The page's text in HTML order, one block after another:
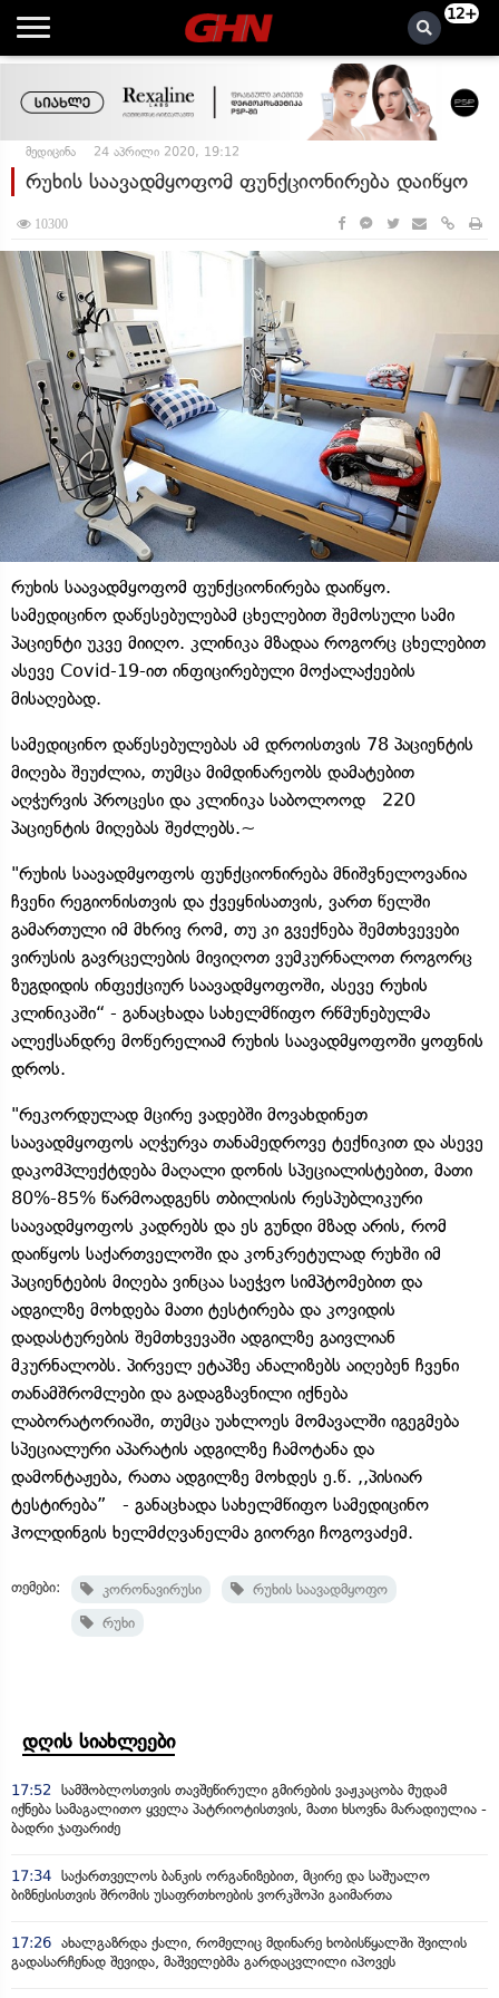
12+
მედიცინა 24 აპრილი 2020, 19:12
რუხის საავადმყოფომ ფუნქციონირება დაიწყო
10300
რუხის საავადმყოფომ ფუნქციონირება დაიწყო.
სამედიცინო დაწესებულებამ ცხელებით შემოსული სამი
პაციენტი უკვე მიიღო. კლინიკა მზადაა როგორც ცხელებით
ასევე Covid-19-ით ინფიცირებული მოქალაქეების
მისაღებად.
სამედიცინო დაწესებულებას ამ დროისთვის 78 პაციენტის
მიღება შეუძლია, თუმცა მიმდინარეობს დამატებით
აღჭურვის პროცესი და კლინიკა საბოლოოდ 220
პაციენტის მიღებას შეძლებს.~
"რუხის საავადმყოფოს ფუნქციონირება მნიშვნელოვანია
ჩვენი რეგიონისთვის და ქვეყნისათვის, ვართ წელში
გამართული იმ მხრივ რომ, თუ კი გვექნება შემთხვევები
ვირუსის გავრცელების მივიღოთ ვუმკურნალოთ როგორც
ზუგდიდის ინფექციურ საავადმყოფოში, ასევე რუხის
კლინიკაში“ - განაცხადა სახელმწიფო რწმუნებულმა
ალექსანდრე მოწერელიამ რუხის საავადმყოფოში ყოფნის
დროს.
"რეკორდულად მცირე ვადებში მოვახდინეთ
საავადმყოფოს აღჭურვა თანამედროვე ტექნიკით და ასევე
დაკომპლექტდება მაღალი დონის სპეციალისტებით, მათი
80%-85% წარმოადგენს თბილისის რესპუბლიკური
საავადმყოფოს კადრებს და ეს გუნდი მზად არის, რომ
დაიწყოს საქართველოში და კონკრეტულად რუხში იმ
პაციენტების მიღება ვინცაა საეჭვო სიმპტომებით და
ადგილზე მოხდება მათი ტესტირება და კოვიდის
დადასტურების შემთხვევაში ადგილზე გაივლიან
მკურნალობს. პირველ ეტაპზე ანალიზებს აიღებენ ჩვენი
თანამშრომლები და გადაგზავნილი იქნება
ლაბორატორიაში, თუმცა უახლოეს მომავალში იგეგმება
სპეციალური აპარატის ადგილზე ჩამოტანა და
დამონტაჟება, რათა ადგილზე მოხდეს ე.წ. ,,პისიარ
ტესტირება” - განაცხადა სახელმწიფო სამედიცინო
ჰოლდინგის ხელმძღვანელმა გიორგი ჩოგოვაძემ.
თემები: კორონავირუსი
რუხის საავადმყოფო
რუხი
დღის სიახლეები
17:52 სამშობლოსთვის თავშეწირული გმირების ვაჟკაცობა მუდამ
იქნება სამაგალითო ყველა პატრიოტისთვის, მათი ხსოვნა მარადიულია -
ბადრი ჯაფარიძე
17:34 საქართველოს ბანკის ორგანიზებით, მცირე და საშუალო
ბიზნესისთვის შრომის უსაფრთხოების ვორკშოპი გაიმართა
17:26 ახალგაზრდა ქალი, რომელიც მდინარე ხობისწყალში შვილის
გადასარჩენად შევიდა, მაშველებმა გარდაცვლილი იპოვეს